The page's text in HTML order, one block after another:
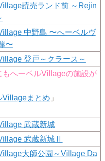
読売ランド前 ～Rejin
中野島 〜へーベルヴ
〜
登戸～クラース～
へーベルVillageの施設が
Villageまとめ 」
武蔵新城
武蔵新城Ⅱ
大師公園～Village Da